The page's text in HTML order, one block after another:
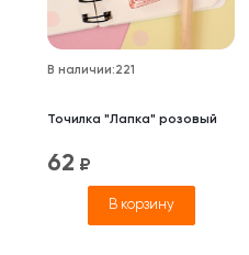
В наличии:221
Точилка "Лапка" розовый
62 ₽
В корзину